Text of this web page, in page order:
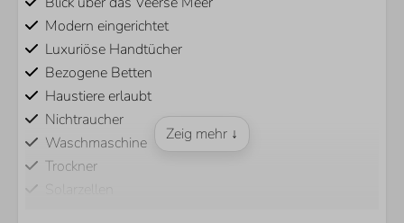
Modern eingerichtet
Luxuriöse Handtücher
Bezogene Betten
Haustiere erlaubt
Nichtraucher
Waschmaschine
Trockner
Zeig mehr ↓